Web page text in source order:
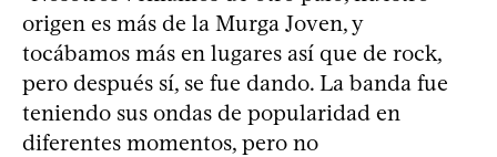
origen es más de la Murga Joven, y
tocábamos más en lugares así que de rock,
pero después sí, se fue dando. La banda fue
teniendo sus ondas de popularidad en
diferentes momentos, pero no